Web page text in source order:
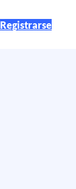
Registrarse